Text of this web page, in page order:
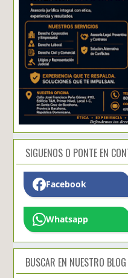
SIGUENOS O PONTE EN
Facebook
Whatsapp
BUSCAR EN NUESTRO BLOG